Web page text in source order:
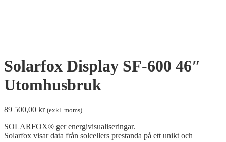
Solarfox Display SF-600 46″
Utomhusbruk
89 500,00 kr (exkl. moms)
SOLARFOX® ger energivisualiseringar.
Solarfox visar data från solcellers prestanda på ett unikt och